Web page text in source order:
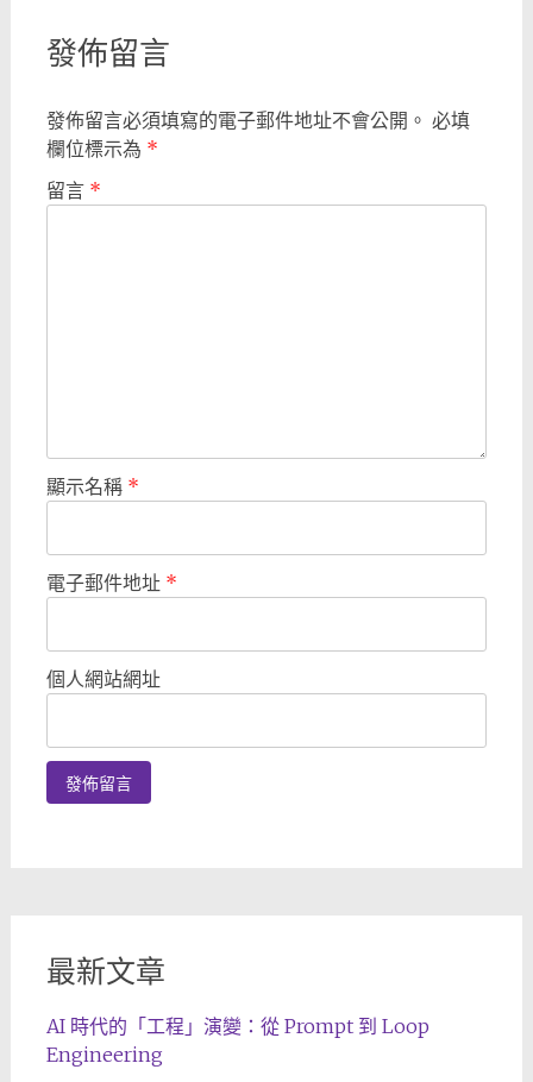
發佈留言
發佈留言必須填寫的電子郵件地址不會公開。 必填
欄位標示為 *
留言 *
顯示名稱 *
電子郵件地址 *
個人網站網址
最新文章
AI 時代的「工程」演變：從 Prompt 到 Loop
Engineering